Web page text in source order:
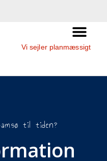
Vi sejler planmæssigt
til tiden?